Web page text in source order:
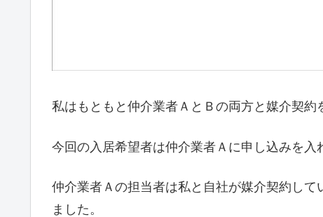
私はもともと仲介業者ＡとＢの両方と媒介契約
今回の入居希望者は仲介業者Ａに申し込みを入
仲介業者Ａの担当者は私と自社が媒介契約し
ました。